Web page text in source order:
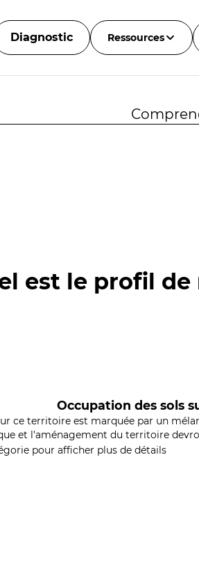
Diagnostic Ressources
est le profil
Occupation des sols
ce territoire est marquée par un
et l'aménagement du territoire
pour afficher plus de détails